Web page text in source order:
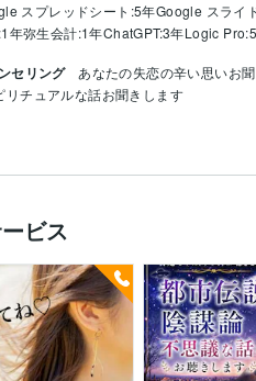
スプレッドシート:5年Google スライ
年弥生会計:1年ChatGPT:3年Logic
セリング あなたの失恋の辛い思いお
リチュアルな話お聞きします
ベル
ビス